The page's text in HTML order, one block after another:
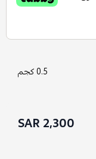
0.5 كجم
2,300 SAR